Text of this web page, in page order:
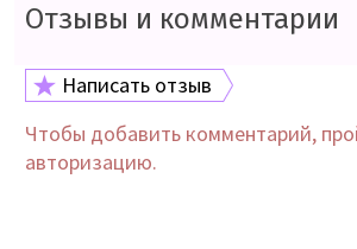
Отзывы и комментарии
Написать отзыв
Чтобы добавить комментарий,
авторизацию.